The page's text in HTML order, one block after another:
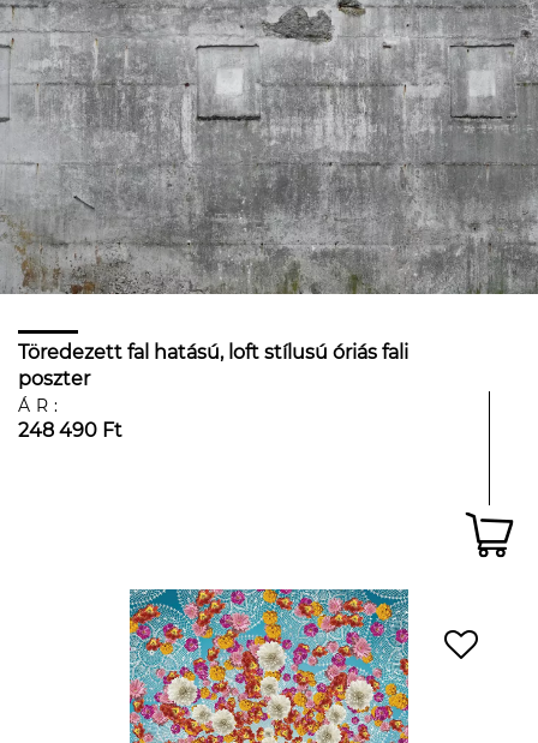
Töredezett fal hatású, loft stílusú óriás fali
poszter
ÁR:
248 490 Ft